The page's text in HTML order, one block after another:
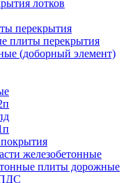
лотков
перекрытия
плиты перекрытия
(доборный элемент)
железобетонные
плиты дорожные